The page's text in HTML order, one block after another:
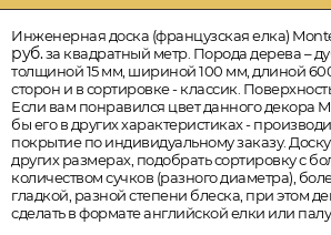
Инженерная доска (французская елка)
руб.за квадратный метр. Порода дерева –
толщиной 15 мм, шириной 100 мм, длиной
сторон и в сортировке - классик.
Если вам понравился цвет данного декора
бы его в других характеристиках -
покрытие по индивидуальному заказу.
других размерах, подобрать сортировку с
количеством сучков (разного диаметра),
гладкой, разной степени блеска, при этом
сделать в формате английской елки или